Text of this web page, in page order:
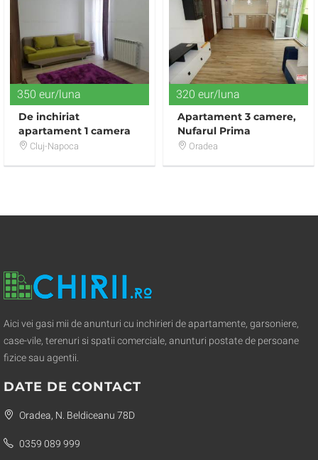
350 eur/luna
De inchiriat
apartament 1 camera
in Zorilor
Cluj-Napoca
320 eur/luna
Apartament 3 camere,
Nufarul Prima
Oradea
Aici vei gasi mii de anunturi cu inchirieri de apartamente, garsoniere,
case-vile, terenuri si spatii comerciale, anunturi postate de persoane
fizice sau agentii.
DATE DE CONTACT
Oradea, N. Beldiceanu 78D
0359 089 999